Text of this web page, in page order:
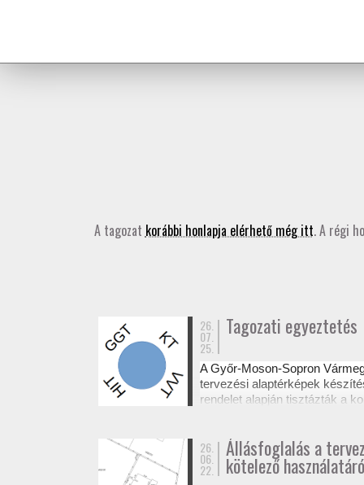
A tagozat korábbi honlapja elérhető még itt. A régi
26.
07.
25.
Tagozati egyeztetés
A Győr-Moson-Sopron
tervezési alaptérképek
rendelet alapján tisztázták a
26.
06.
22.
Állásfoglalás a
kötelező